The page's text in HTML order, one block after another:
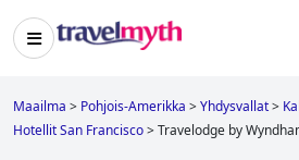
Maailma > Pohjois-Amerikka >Yhdysvallat>
Hotellit San Francisco>Travelodge by